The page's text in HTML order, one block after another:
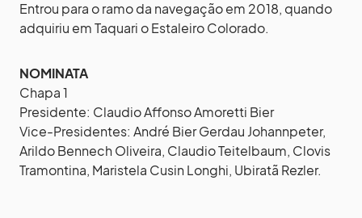
Entrou para o ramo da navegação em 2018, quando
adquiriu em Taquari o Estaleiro Colorado.
NOMINATA
Chapa 1
Presidente: Claudio Affonso Amoretti Bier
Vice-Presidentes: André Bier Gerdau Johannpeter,
Arildo Bennech Oliveira, Claudio Teitelbaum, Clovis
Tramontina, Maristela Cusin Longhi, Ubiratã Rezler.